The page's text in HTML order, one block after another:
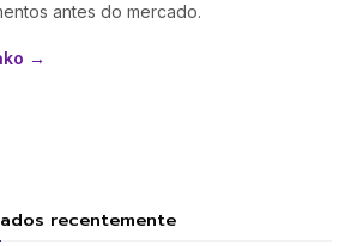
antes do mercado.
→
recentemente